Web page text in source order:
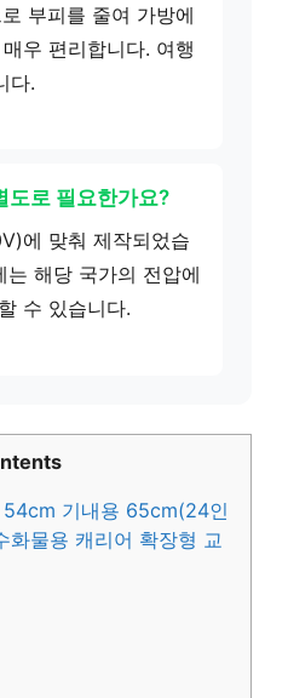
부피를 줄여 가방에
우 편리합니다. 여행
다.
도로 필요한가요?
에 맞춰 제작되었습
는 해당 국가의 전압에
수 있습니다.
54cm 기내용 65cm(24인
물용 캐리어 확장형 교